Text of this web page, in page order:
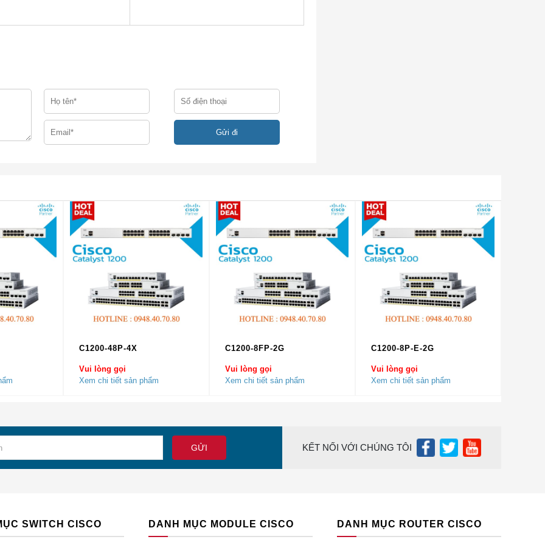
sẻ thiết bị sợi, đầu
Series ME 4600. Để biết thêm chi tiết, hãy tham khảo tài liệu Ma trận
dữ liệu ME 4600 Series . Xem thêm tại:
GPON Class B + SFP OLT
– 2,488 –
Gb / s
5
1480 – 1500
C1200-48P-4X
Vui lòng gọi
Xem chi tiết sản phẩm
C1200-8FP-2G
Vui lòng gọi
Xem chi tiết sản phẩm
C1200-8P-E-2G
Vui lòng gọi
Xem chi tiết sản phẩm
KẾT NỐI VỚI CHÚNG TÔI
SWITCH CISCO DANH MỤC MODULE CISCO DANH MỤC ROUTER CISCO